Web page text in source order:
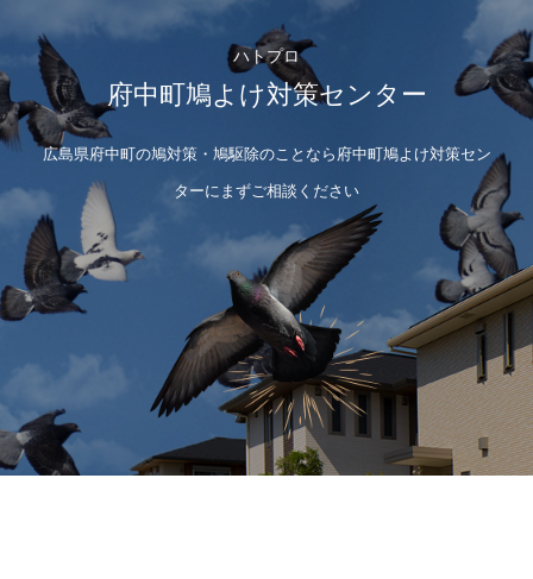
ハトプロ
府中町鳩よけ対策センター
広島県府中町の鳩対策・鳩駆除のことなら府中町鳩よけ対策セン
ターにまずご相談ください